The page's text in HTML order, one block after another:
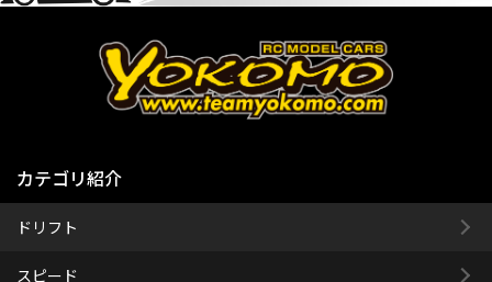
カテゴリ紹介
ドリフト
スピード